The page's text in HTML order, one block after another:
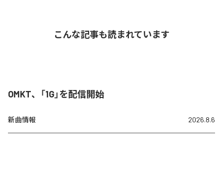
こんな記事も読まれています
OMKT、「1G」を配信開始
新曲情報 2026.8.6